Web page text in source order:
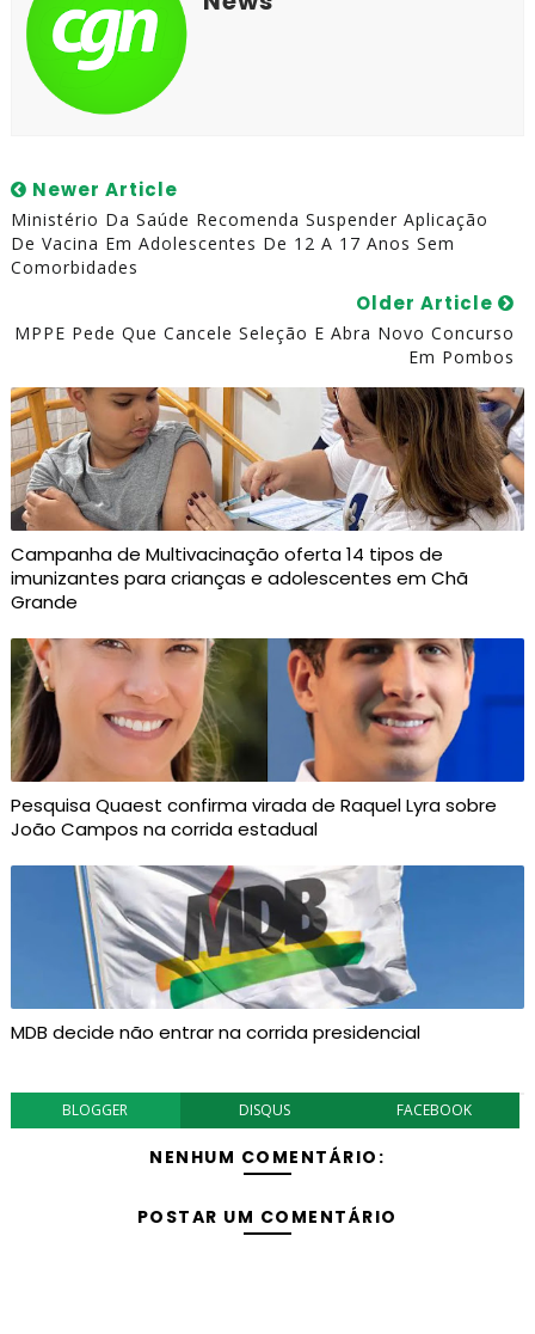
Newer Article
Ministério Da Saúde Recomenda Suspender Aplicação
De Vacina Em Adolescentes De 12 A 17 Anos Sem
Comorbidades
Older Article
MPPE Pede Que Cancele Seleção E Abra Novo Concurso
Em Pombos
Campanha de Multivacinação oferta 14 tipos de
imunizantes para crianças e adolescentes em Chã
Grande
Pesquisa Quaest confirma virada de Raquel Lyra sobre
João Campos na corrida estadual
MDB decide não entrar na corrida presidencial
BLOGGER DISQUS FACEBOOK
NENHUM COMENTÁRIO:
POSTAR UM COMENTÁRIO